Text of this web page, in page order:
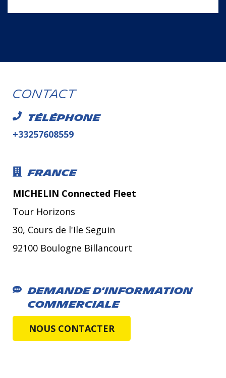
Contact
Téléphone
+33257608559
France
MICHELIN Connected Fleet
Tour Horizons
30, Cours de l'Ile Seguin
92100 Boulogne Billancourt
Demande d'information
commerciale
NOUS CONTACTER